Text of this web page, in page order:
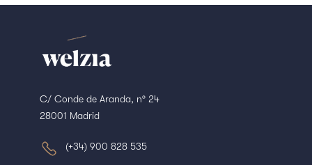
C/ Conde de Aranda, nº 24
28001 Madrid
(+34) 900 828 535